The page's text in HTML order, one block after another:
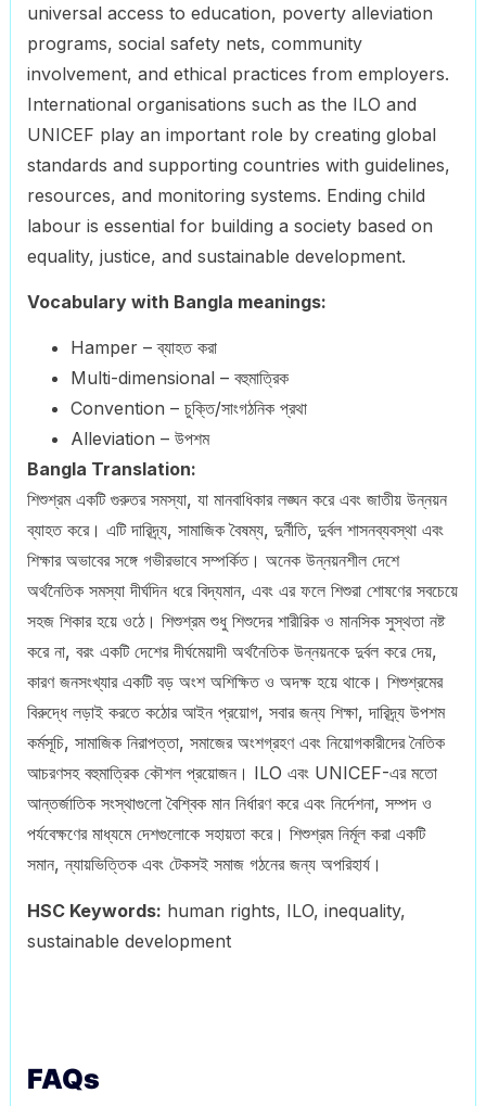
universal access to education, poverty alleviation
programs, social safety nets, community
involvement, and ethical practices from employers.
International organisations such as the ILO and
UNICEF play an important role by creating global
standards and supporting countries with guidelines,
resources, and monitoring systems. Ending child
labour is essential for building a society based on
equality, justice, and sustainable development.
Vocabulary with Bangla meanings:
Hamper – ব্যাহত করা
Multi-dimensional – বহুমাত্রিক
Convention – চুক্তি/সাংগঠনিক প্রথা
Alleviation – উপশম
Bangla Translation:
শিশুশ্রম একটি গুরুতর সমস্যা, যা মানবাধিকার লঙ্ঘন করে এবং জাতীয় উন্নয়ন
ব্যাহত করে। এটি দারিদ্র্য, সামাজিক বৈষম্য, দুর্নীতি, দুর্বল শাসনব্যবস্থা এবং
শিক্ষার অভাবের সঙ্গে গভীরভাবে সম্পর্কিত। অনেক উন্নয়নশীল দেশে
অর্থনৈতিক সমস্যা দীর্ঘদিন ধরে বিদ্যমান, এবং এর ফলে শিশুরা শোষণের সবচেয়ে
সহজ শিকার হয়ে ওঠে। শিশুশ্রম শুধু শিশুদের শারীরিক ও মানসিক সুস্থতা নষ্ট
করে না, বরং একটি দেশের দীর্ঘমেয়াদী অর্থনৈতিক উন্নয়নকে দুর্বল করে দেয়,
কারণ জনসংখ্যার একটি বড় অংশ অশিক্ষিত ও অদক্ষ হয়ে থাকে। শিশুশ্রমের
বিরুদ্ধে লড়াই করতে কঠোর আইন প্রয়োগ, সবার জন্য শিক্ষা, দারিদ্র্য উপশম
কর্মসূচি, সামাজিক নিরাপত্তা, সমাজের অংশগ্রহণ এবং নিয়োগকারীদের নৈতিক
আচরণসহ বহুমাত্রিক কৌশল প্রয়োজন। ILO এবং UNICEF-এর মতো
আন্তর্জাতিক সংস্থাগুলো বৈশ্বিক মান নির্ধারণ করে এবং নির্দেশনা, সম্পদ ও
পর্যবেক্ষণের মাধ্যমে দেশগুলোকে সহায়তা করে। শিশুশ্রম নির্মূল করা একটি
সমান, ন্যায়ভিত্তিক এবং টেকসই সমাজ গঠনের জন্য অপরিহার্য।
HSC Keywords: human rights, ILO, inequality,
sustainable development
FAQs